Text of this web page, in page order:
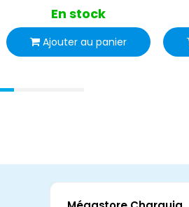
En stock
Ajouter au panier